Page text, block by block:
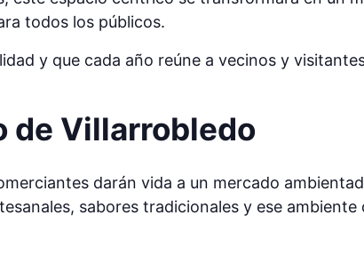
todos los públicos.
y que cada año reúne a vecinos y
de Villarrobledo
darán vida a un mercado
sabores tradicionales y ese ambiente